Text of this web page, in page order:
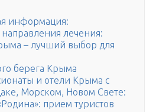
информация:
лечения:
– лучший выбор для
берега Крыма
и отели Крыма с
Морском, Новом Свете:
прием туристов